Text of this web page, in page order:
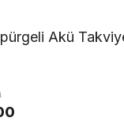
Akü